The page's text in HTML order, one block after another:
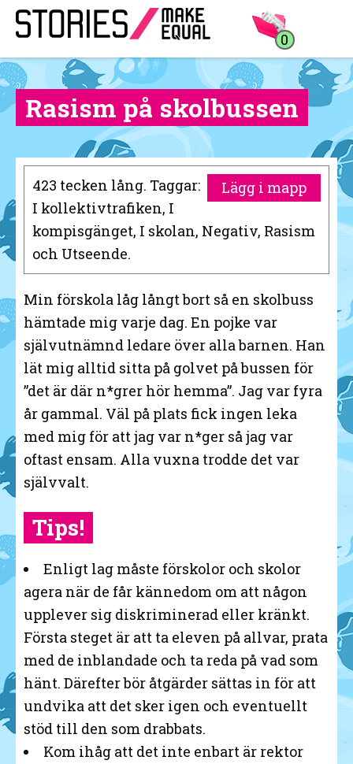
0
Rasism på skolbussen
Lägg i mapp
423 tecken lång. Taggar:
I kollektivtrafiken, I
kompisgänget, I skolan, Negativ, Rasism
och Utseende.
Min förskola låg långt bort så en skolbuss
hämtade mig varje dag. En pojke var
självutnämnd ledare över alla barnen. Han
lät mig alltid sitta på golvet på bussen för
”det är där n*grer hör hemma”. Jag var fyra
år gammal. Väl på plats fick ingen leka
med mig för att jag var n*ger så jag var
oftast ensam. Alla vuxna trodde det var
självvalt.
Tips!
Enligt lag måste förskolor och skolor
agera när de får kännedom om att någon
upplever sig diskriminerad eller kränkt.
Första steget är att ta eleven på allvar, prata
med de inblandade och ta reda på vad som
hänt. Därefter bör åtgärder sättas in för att
undvika att det sker igen och eventuellt
stöd till den som drabbats.
Kom ihåg att det inte enbart är rektor